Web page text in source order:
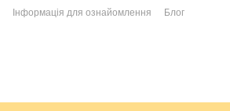
Інформація для ознайомлення
Блог